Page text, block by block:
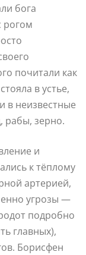
бога
рогом
почитали как
в устье,
в неизвестные
рабы, зерно.
и
к тёплому
артерией,
угрозы —
подробно
главных),
Борисфен